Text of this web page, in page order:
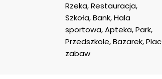
Rzeka, Restauracja,
Szkoła, Bank, Hala
sportowa, Apteka, Park,
Przedszkole, Bazarek, Plac
zabaw